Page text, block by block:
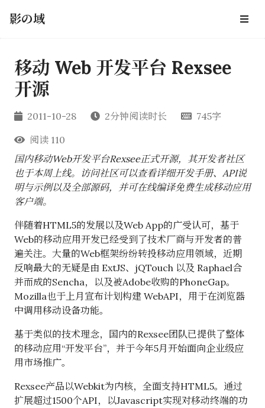
影の域
移动 Web 开发平台 Rexsee
开源
2011-10-28 2分钟阅读时长
745字
阅读 110
国内移动Web开发平台Rexsee正式开源，其开发者社区
也于本周上线。访问社区可以查看详细开发手册、API说
明与示例以及全部源码，并可在线编译免费生成移动应用
客户端。
伴随着HTML5的发展以及Web App的广受认可，基于
Web的移动应用开发已经受到了技术厂商与开发者的普
遍关注。大量的Web框架纷纷转投移动应用领域，近期
反响最大的无疑是由 ExtJS、jQTouch 以及 Raphael合
并而成的Sencha，以及被Adobe收购的PhoneGap。
Mozilla也于上月宣布计划构建 WebAPI，用于在浏览器
中调用移动设备功能。
基于类似的技术理念，国内的Rexsee团队已提供了整体
的移动应用“开发平台”，并于今年5月开始面向企业级应
用市场推广。
Rexsee产品以Webkit为内核，全面支持HTML5。通过
扩展超过1500个API，以Javascript实现对移动终端的功